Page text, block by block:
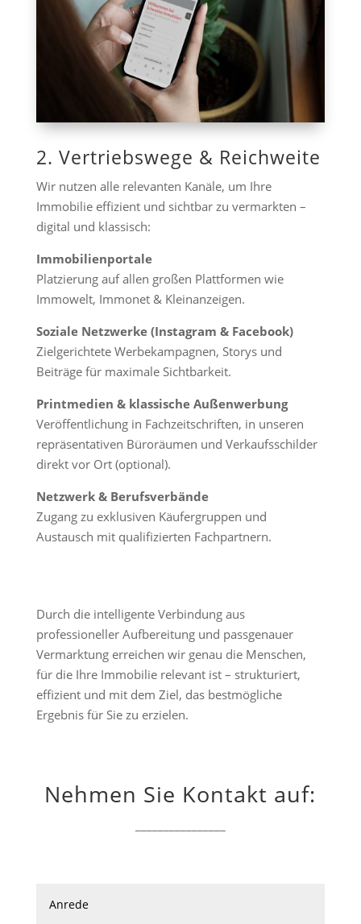
2. Vertriebswege & Reichweite
Wir nutzen alle relevanten Kanäle, um Ihre
Immobilie effizient und sichtbar zu vermarkten –
digital und klassisch:
Immobilienportale
Platzierung auf allen großen Plattformen wie
Immowelt, Immonet & Kleinanzeigen.
Soziale Netzwerke (Instagram & Facebook)
Zielgerichtete Werbekampagnen, Storys und
Beiträge für maximale Sichtbarkeit.
Printmedien & klassische Außenwerbung
Veröffentlichung in Fachzeitschriften, in unseren
repräsentativen Büroräumen und Verkaufsschilder
direkt vor Ort (optional).
Netzwerk & Berufsverbände
Zugang zu exklusiven Käufergruppen und
Austausch mit qualifizierten Fachpartnern.
Durch die intelligente Verbindung aus
professioneller Aufbereitung und passgenauer
Vermarktung erreichen wir genau die Menschen,
für die Ihre Immobilie relevant ist – strukturiert,
effizient und mit dem Ziel, das bestmögliche
Ergebnis für Sie zu erzielen.
Nehmen Sie Kontakt auf: